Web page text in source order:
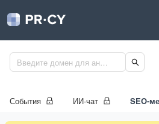
События ИИ-чат SEO-